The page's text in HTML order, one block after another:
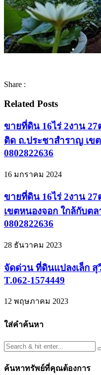
Share :
Related Posts
ขายที่ดิน 16ไร่ 2งาน 27
ติด ถ.ประชาสำราญ เข
0802822636
16 มกราคม 2024
ขายที่ดิน 16ไร่ 2งาน
เขตหนองจอก ใกล้กับต
0802822636
28 ธันวาคม 2023
จัดด่วน ที่ดินแปลงเล็ก
T.062-1574449
12 พฤษภาคม 2023
ใส่คำค้นหา
ค้นหาทรัพย์ที่คุณต้องการ